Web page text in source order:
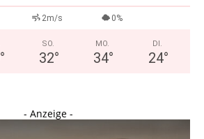
2m/s 0%
°
SO.
32°
MO.
34°
DI.
24°
- Anzeige -